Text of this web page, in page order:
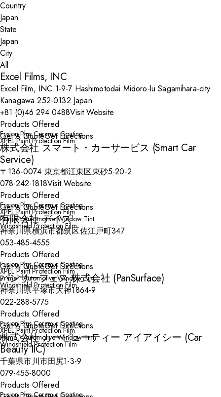
Country
State
City
Excel Films, INC
Excel Film, INC 1-9-7 Hashimotodai Midoro-lu Sagamihara-city
Kanagawa 252-0132 Japan
+81 (0)46 294 0488Visit Website
Products Offered
Fusion Plus Ceramic Coating
XPEL Paint Protection Film
Get A QuoteGet Directions
株式会社 スマート・カーサービス (Smart Car
Service)
〒136-0074 東京都江東区東砂5-20-2
078-242-1818Visit Website
Products Offered
Fusion Plus Ceramic Coating
XPEL Paint Protection Film
Prime™ Automotive Window Tint
Windshield Protection Film
Get A QuoteGet Directions
有限会社 デイズ
神奈川県横浜市都筑区佐江戸町347
053-485-4555
Products Offered
Fusion Plus Ceramic Coating
XPEL Paint Protection Film
Prime™ Automotive Window Tint
Windshield Protection Film
Get A QuoteGet Directions
パンサーフェス 株式会社 (PanSurface)
神奈川県平塚市大神1864-9
022-288-5775
Products Offered
Fusion Plus Ceramic Coating
XPEL Paint Protection Film
Prime™ Automotive Window Tint
Windshield Protection Film
Get A QuoteGet Directions
株式会社 カービューティー アイアイシー (Car
Beauty IIC)
千葉県市川市田尻1-3-9
079-455-8000
Products Offered
Fusion Plus Ceramic Coating